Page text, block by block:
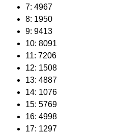
7: 4967
8: 1950
9: 9413
10: 8091
11: 7206
12: 1508
13: 4887
14: 1076
15: 5769
16: 4998
17: 1297